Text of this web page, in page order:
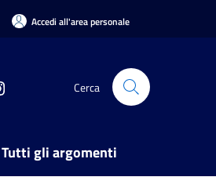
Accedi all'area personale
Cerca
Tutti gli argomenti